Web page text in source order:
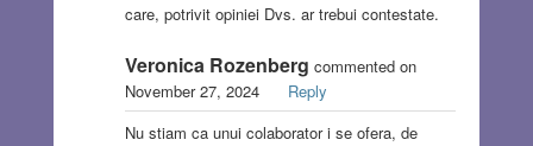
care, potrivit opiniei Dvs. ar trebui contestate.
Veronica Rozenberg commented on
November 27, 2024
Reply
Nu stiam ca unui colaborator i se ofera, de